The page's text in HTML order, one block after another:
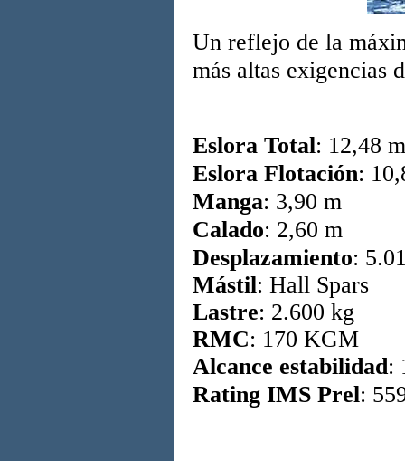
Un reflejo de la
más altas exigencias
Eslora Total: 12,48 m
Eslora Flotación:
Manga: 3,90 m
Calado: 2,60 m
Desplazamiento:
Mástil: Hall Spars
Lastre: 2.600 kg
RMC: 170 KGM
Alcance estabilidad:
Rating IMS Prel: